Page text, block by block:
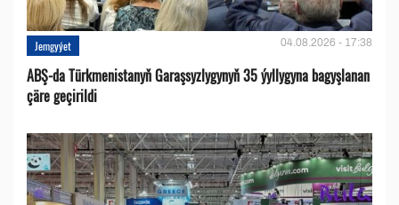
Jemgyýet 04.08.2026 - 17:38
ABŞ-da Türkmenistanyň Garaşsyzlygynyň 35 ýyllygyna bagyşlanan
çäre geçirildi